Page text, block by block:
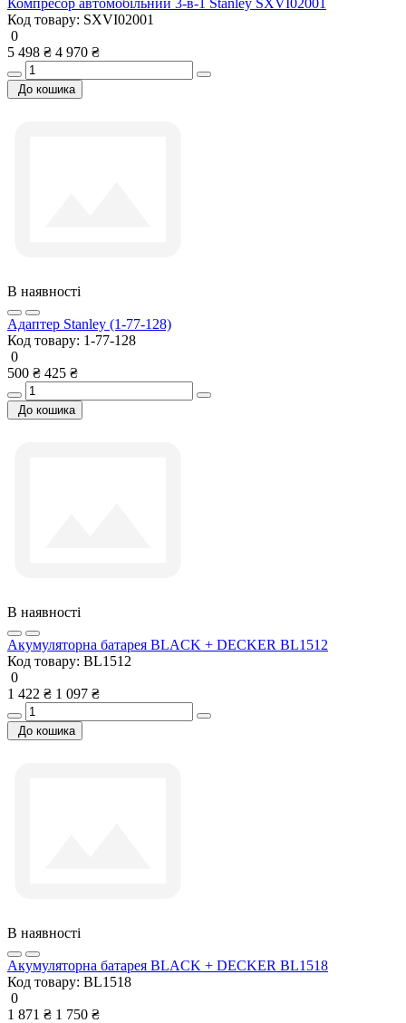
Код товару: SXVI02001
0
5 498 ₴ 4 970 ₴
До кошика
В наявності
Адаптер Stanley (1-77-128)
Код товару: 1-77-128
0
500 ₴ 425 ₴
До кошика
В наявності
Акумуляторна батарея BLACK + DECKER BL1512
Код товару: BL1512
0
1 422 ₴ 1 097 ₴
До кошика
В наявності
Акумуляторна батарея BLACK + DECKER BL1518
Код товару: BL1518
0
1 871 ₴ 1 750 ₴